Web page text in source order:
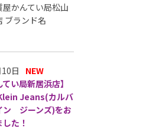
かんてい局松山
ブランド名
日
NEW
てい局新居浜店】
Jeans(カルバ
ン ジーンズ)をお
た！